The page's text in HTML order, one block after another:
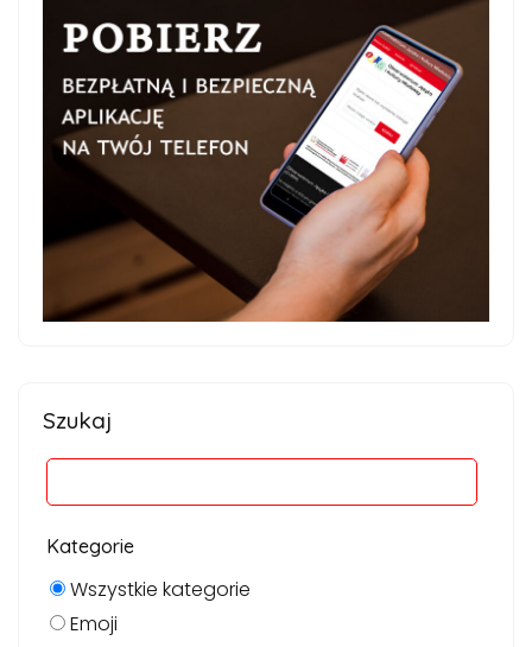
Szukaj
Kategorie
Wszystkie kategorie
Emoji